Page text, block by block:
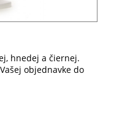
hnedej a čiernej.
objednavke do